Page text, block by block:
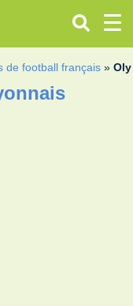
de football français »